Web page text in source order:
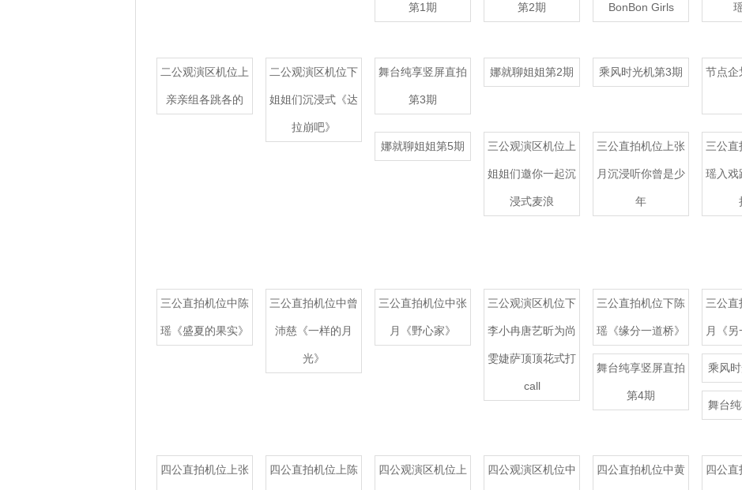
第1期 第2期 BonBon Girls
二公观演区机位上
亲亲组各跳各的
二公观演区机位下
姐姐们沉浸式《达
拉崩吧》
舞台纯享竖屏直拍
第3期
娜就聊姐姐第2期 乘风时光机第3期 节点企
娜就聊姐姐第5期 三公观演区机位上
姐姐们邀你一起沉
浸式麦浪
三公直拍机位上张
月沉浸听你曾是少
年
三公直
瑶入戏
三公直拍机位中陈
瑶《盛夏的果实》
三公直拍机位中曾
沛慈《一样的月
光》
三公直拍机位中张
月《野心家》
三公观演区机位下
李小冉唐艺昕为尚
雯婕萨顶顶花式打
call
三公直拍机位下陈
瑶《缘分一道桥》
三公直
月《另
舞台纯享竖屏直拍
第4期
乘风
舞台
四公直拍机位上张 四公直拍机位上陈 四公观演区机位上 四公观演区机位中 四公直拍机位中黄 四公直